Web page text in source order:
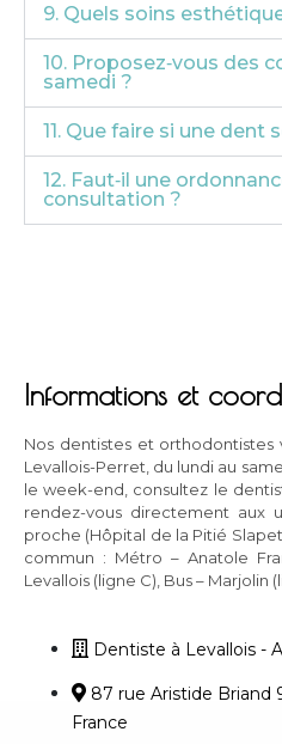
9. Quels soins
10. Proposez‑vous des
samedi ?
11. Que faire si une dent
12. Faut‑il une
consultation ?
Informations et
Nos dentistes et
Levallois-Perret, du lundi au
le week-end, consultez le
rendez-vous directement aux
proche (Hôpital de la Pitié
commun : Métro – Anatole
Levallois (ligne C), Bus – Marjolin
Dentiste à Levallois -
87 rue Aristide Briand
France